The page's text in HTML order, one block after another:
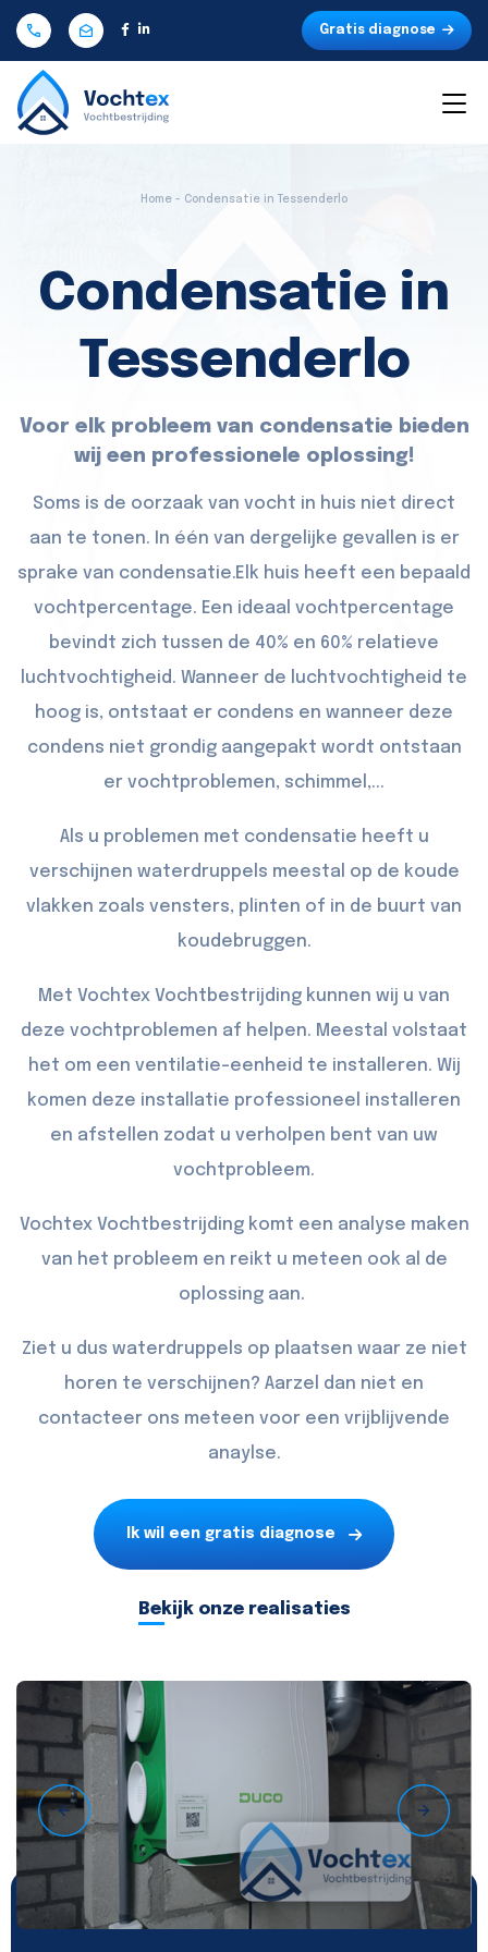
Gratis diagnose
Home - Condensatie in Tessenderlo
Condensatie in
Tessenderlo
Voor elk probleem van condensatie bieden
wij een professionele oplossing!
Soms is de oorzaak van vocht in huis niet direct
aan te tonen. In één van dergelijke gevallen is er
sprake van condensatie.Elk huis heeft een bepaald
vochtpercentage. Een ideaal vochtpercentage
bevindt zich tussen de 40% en 60% relatieve
luchtvochtigheid. Wanneer de luchtvochtigheid te
hoog is, ontstaat er condens en wanneer deze
condens niet grondig aangepakt wordt ontstaan
er vochtproblemen, schimmel,...
Als u problemen met condensatie heeft u
verschijnen waterdruppels meestal op de koude
vlakken zoals vensters, plinten of in de buurt van
koudebruggen.
Met Vochtex Vochtbestrijding kunnen wij u van
deze vochtproblemen af helpen. Meestal volstaat
het om een ventilatie-eenheid te installeren. Wij
komen deze installatie professioneel installeren
en afstellen zodat u verholpen bent van uw
vochtprobleem.
Vochtex Vochtbestrijding komt een analyse maken
van het probleem en reikt u meteen ook al de
oplossing aan.
Ziet u dus waterdruppels op plaatsen waar ze niet
horen te verschijnen? Aarzel dan niet en
contacteer ons meteen voor een vrijblijvende
anaylse.
Ik wil een gratis diagnose
Bekijk onze realisaties